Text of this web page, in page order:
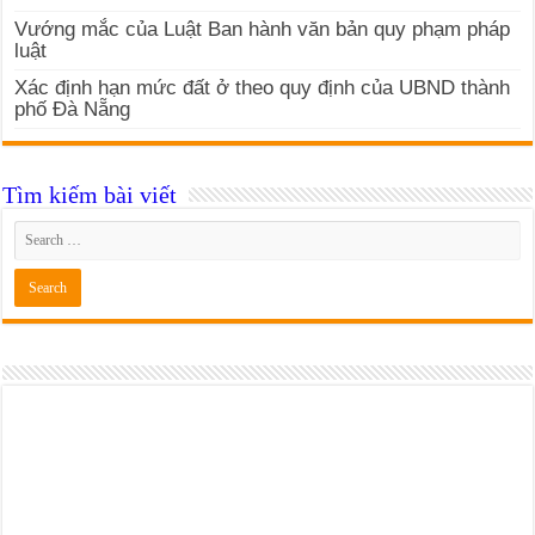
Vướng mắc của Luật Ban hành văn bản quy phạm pháp
luật
Xác định hạn mức đất ở theo quy định của UBND thành
phố Đà Nẵng
Tìm kiếm bài viết